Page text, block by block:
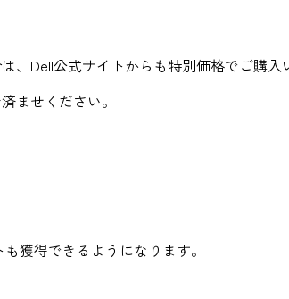
Dell公式サイトからも特別価格でご購入
ませください。
獲得できるようになります。